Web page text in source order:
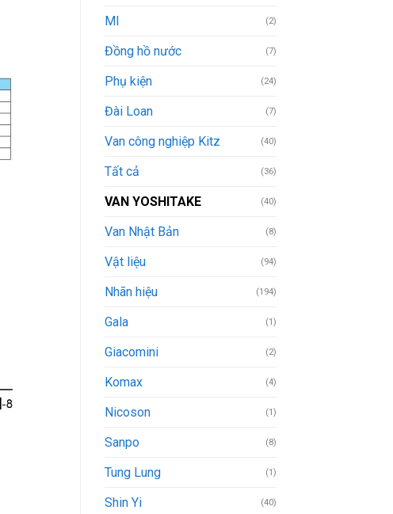
MI (2)
Đồng hồ nước (7)
Phụ kiện (24)
Đài Loan (7)
Van công nghiệp Kitz (40)
Tất cả (36)
VAN YOSHITAKE (40)
Van Nhật Bản (8)
Vật liệu (94)
Nhãn hiệu (194)
Gala (1)
Giacomini (2)
Komax (4)
Nicoson (1)
Sanpo (8)
Tung Lung (1)
Shin Yi (40)